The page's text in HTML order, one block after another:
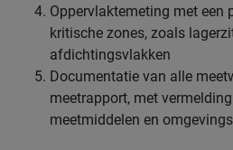
Oppervlaktemeting met een
kritische zones, zoals
afdichtingsvlakken
Documentatie van alle
meetrapport, met
meetmiddelen en